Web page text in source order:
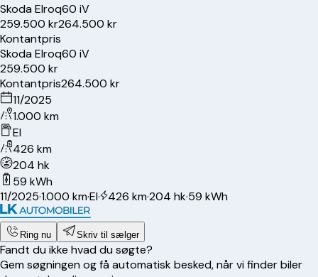
SkodaElroq60 iV
259.500 kr264.500 kr
Kontantpris
SkodaElroq60 iV
259.500 kr
Kontantpris264.500 kr
11/2025
1.000 km
El
426 km
204 hk
59 kWh
11/2025·1.000 km·El· 426 km·204 hk·59 kWh
Ring nu Skriv til sælger
Fandt du ikke hvad du søgte?
Gem søgningen og få automatisk besked, når vi finder biler